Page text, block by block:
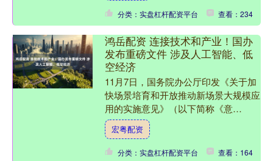
分类：实盘杠杆配资平台 查看：234
鸿岳配资 连接技术和产业！国办
发布重磅文件 涉及人工智能、低
空经济
11月7日，国务院办公厅印发《关于加
快场景培育和开放推动新场景大规模应
用的实施意见》（以下简称《意
见》）。《意见》聚焦打造一批新领域
新赛道应用场景、建设一批产业....
宏粤配资
分类：实盘杠杆配资平台 查看：164